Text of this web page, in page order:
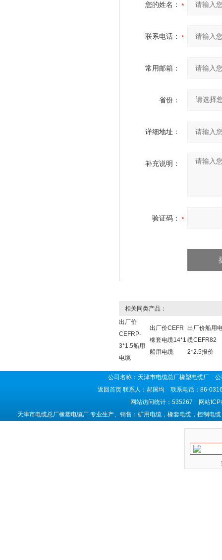
您的姓名：
联系电话：
常用邮箱：
省份：
详细地址：
补充说明：
验证码：
相关同类产品：
出厂价
CEFRP-
3*1.5船用
电缆
出厂价CEFR
橡套电缆14*1
船用电缆
出厂价船用
缆CEFR82
2*2.5报价
公司名称：天津市电缆总厂橡塑电缆厂
返回首页联系人：郝国均 联系电话：86-
网站访问统计：535267 网站ICP
天津市电缆总厂橡塑电缆厂 专业生产、销售：矿用电缆，橡套电缆，控制电